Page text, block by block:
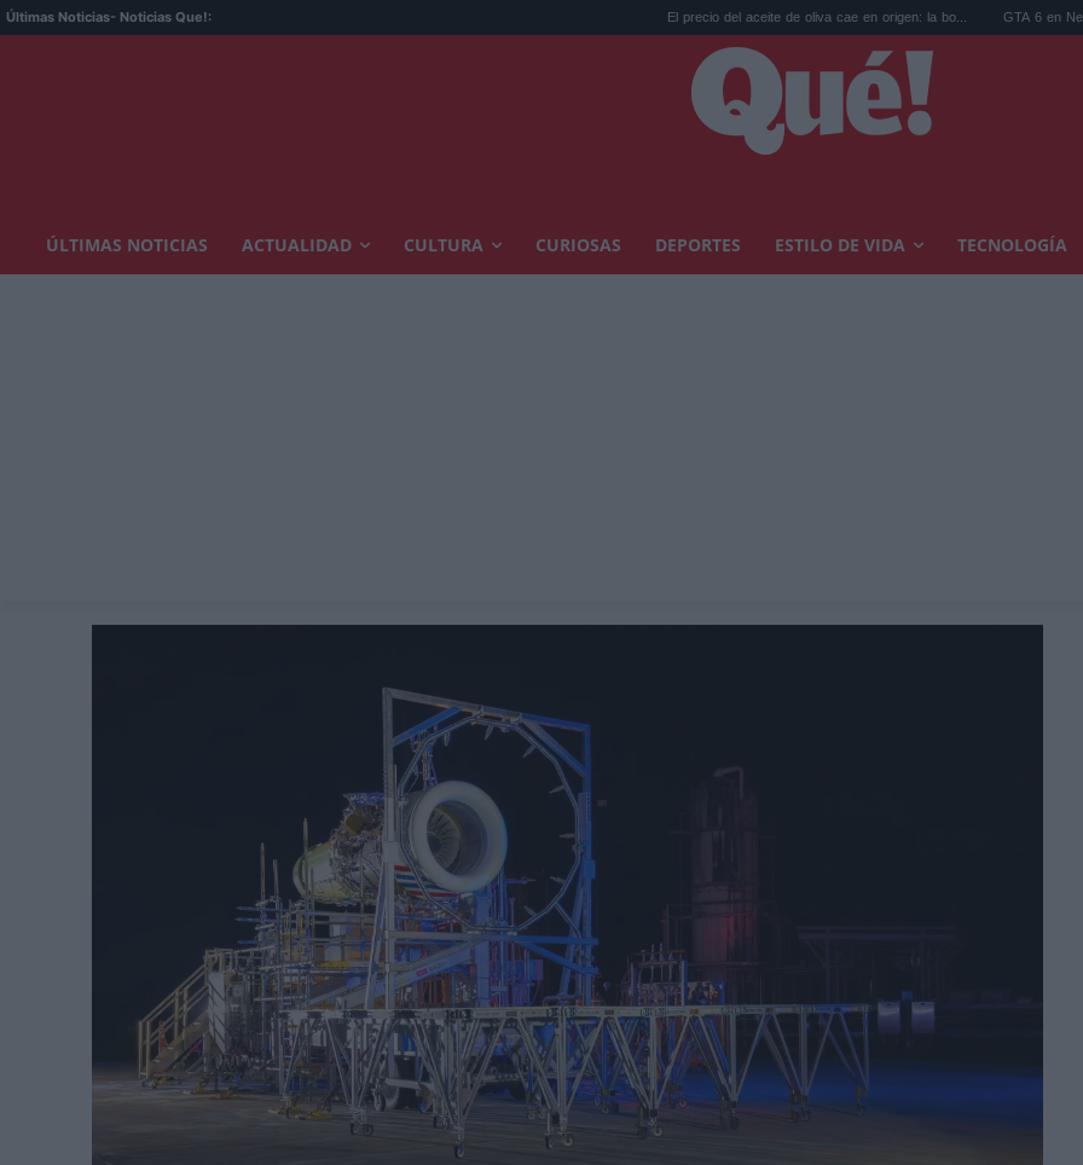
Últimas Noticias- Noticias Que!: El precio del aceite de oliva cae en origen: la bo... GTA 6 en Netflix: las
ÚLTIMAS NOTICIAS ACTUALIDAD CULTURA CURIOSAS DEPORTES ESTILO DE VIDA TECNOLOGÍA